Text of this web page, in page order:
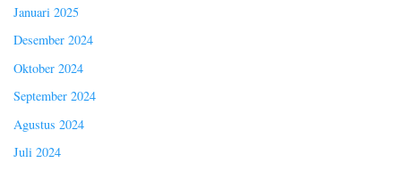
Januari 2025
Desember 2024
Oktober 2024
September 2024
Agustus 2024
Juli 2024